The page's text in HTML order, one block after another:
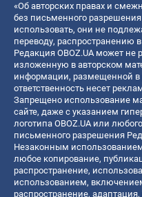
«Об авторских правах и
без письменного
использовать, они не
переводу, распространению
Редакция OBOZ.UA может не
изложенную в авторском
информации, размещенной в
ответственность несет
Запрещено использование
сайте, даже с указанием
логотипа OBOZ.UA или
письменного разрешения
Незаконным
любое копирование,
распространение,
использованием,
распространение,